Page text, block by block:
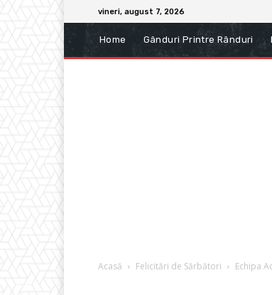
vineri, august 7, 2026
Home Gânduri Printre Rânduri
Acasă Felicitări de Sărbători Echipa